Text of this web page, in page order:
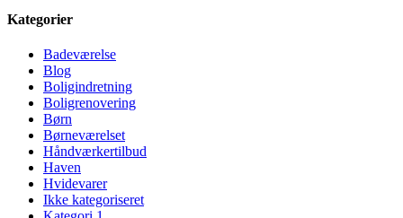
Kategorier
Badeværelse
Blog
Boligindretning
Boligrenovering
Børn
Børneværelset
Håndværkertilbud
Haven
Hvidevarer
Ikke kategoriseret